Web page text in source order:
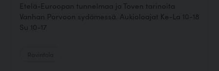
Etelä-Euroopan tunnelmaa ja Toven tarinoita
Vanhan Porvoon sydämessä. Aukioloajat Ke-La 10-18
Su 10-17